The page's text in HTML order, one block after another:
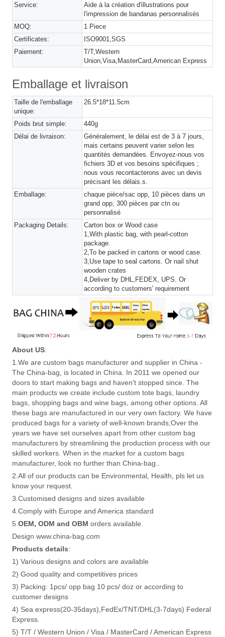
Service:
Aide à la création d'illustrations pour
l'impression de bandanas personnalisés
MOQ:
1 Piece
Certificates:
ISO9001,SGS
Paiement:
T/T,Western
Union,Visa,MasterCard,American Express
Emballage et livraison
Taille de l'emballage
unique:
26.5*18*11.5cm
Poids brut simple:
440g
Délai de livraison:
Généralement, le délai est de 3 à 7 jours,
mais certains peuvent varier selon les
quantités demandées. Envoyez-nous vos
fichiers 3D et vos besoins spécifiques ;
nous vous recontacterons avec un devis
précisant les délais.s.
Emballage:
chaque pièce/sac opp, 10 pièces dans un
grand opp, 300 pièces par ctn ou
personnalisé
Packaging Details:
Carton box or Wood case
1,With plastic bag, with pearl-cotton
package.
2,To be packed in cartons or wood case.
3,Use tape to seal cartons. Or nail shut
wooden crates
4,Deliver by DHL,FEDEX, UPS. Or
according to customers' requirement
About US:
1.We are custom bags manufacturer and supplier in China -
The China-bag, is located in China. In 2011 we opened our
doors to start making bags and haven't stopped since. The
main products we create include custom tote bags, laundry
bags, shopping bags and wine bags, among other options. All
these bags are manufactured in our very own factory. We have
produced bags for a variety of well-known brands;Over the
years we have set ourselves apart from other custom bag
manufacturers by streamlining the production process with our
skilled workers. When in the market for a custom bags
manufacturer, look no further than China-bag..
2.All of our products can be Environmental, Health, pls let us
know your request.
3.Customised designs and sizes available
4.Comply with Europe and America standard
5.OEM, ODM and OBM orders available.
Design www.china-bag.com
Products details:
1) Various designs and colors are available
2) Good quality and competitives prices
3) Packing: 1pcs/ opp bag 10 pcs/ doz or according to
customer designs
4) Sea express(20-35days),FedEx/TNT/DHL(3-7days) Federal
Express.
5) T/T / Western Union / Visa / MasterCard / American Express